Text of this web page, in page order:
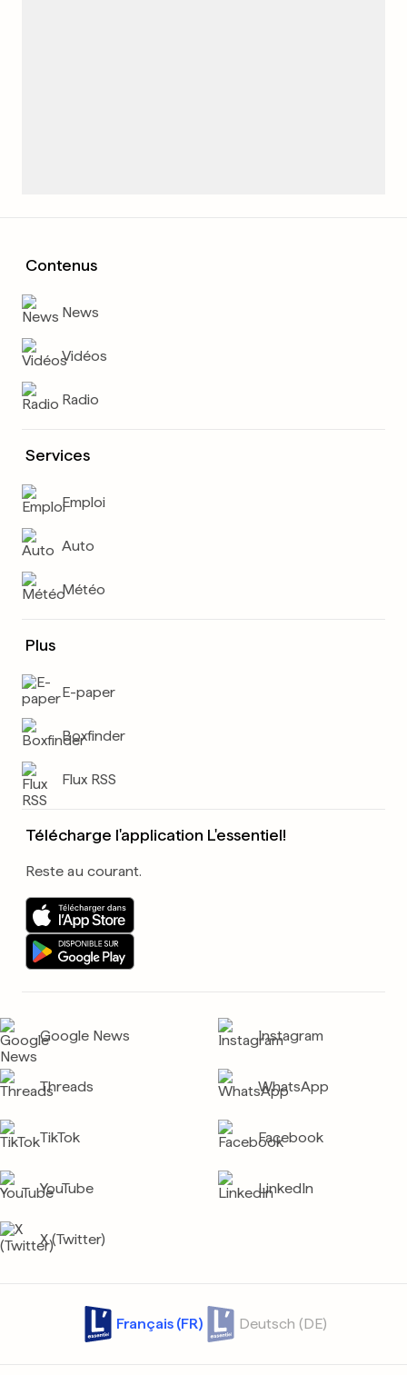
Contenus
News
Vidéos
Radio
Services
Emploi
Auto
Météo
Plus
E-paper
Boxfinder
Flux RSS
Télécharge l'application L'essentiel!
Reste au courant.
Google News Instagram
Threads WhatsApp
TikTok Facebook
YouTube LinkedIn
X (Twitter)
Français (FR) Deutsch (DE)